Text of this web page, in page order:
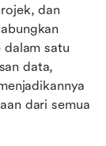
dan
dalam satu
data,
dari semua